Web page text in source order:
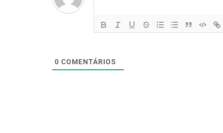
0 COMENTÁRIOS